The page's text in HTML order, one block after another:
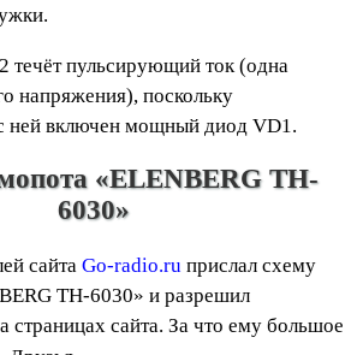
течёт пульсирующий ток (одна
напряжения), поскольку
ней включен мощный диод VD1.
«ELENBERG TH-
6030»
сайтаGo-radio.ru прислал схему
TH-6030» и разрешил
страницах сайта. За что ему большое